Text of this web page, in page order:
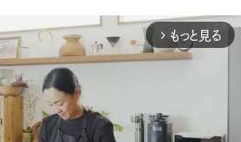
arrow_forward_ios もっと見る